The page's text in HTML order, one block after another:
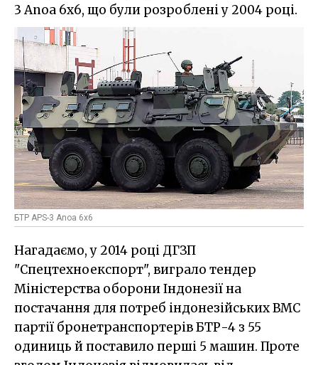
3 Anoa 6х6, що були розроблені у 2004 році.
БТР APS-3 Anoa 6х6
Нагадаємо, у 2014 році ДГЗП
"Спецтехноекспорт", виграло тендер
Міністерства оборони Індонезії на
постачання для потреб індонезійських ВМС
партії бронетранспортерів БТР-4 з 55
одиниць й поставило перші 5 машин. Проте